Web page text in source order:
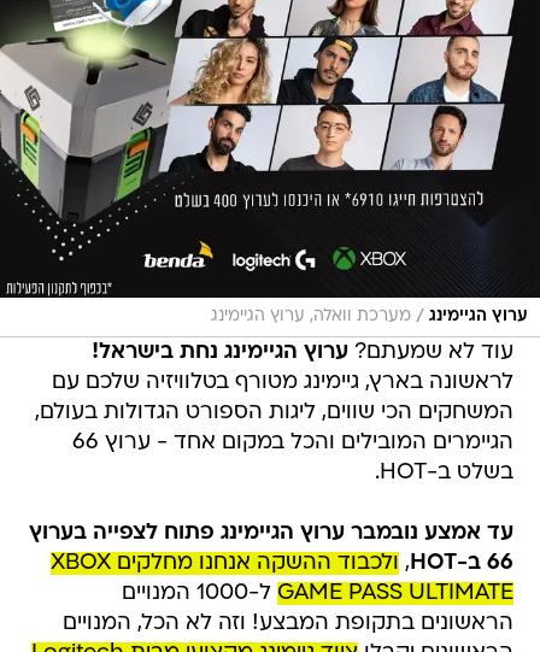
ערוץ הגיימינג / מערכת וואלה, ערוץ הגיימינג
עוד לא שמעתם?ערוץ הגיימינג נחת בישראל!
לראשונה בארץ, גיימינג מטורף בטלוויזיה שלכם עם
המשחקים הכי שווים, ליגות הספורט הגדולות בעולם,
הגיימרים המובילים והכל במקום אחד - ערוץ 66
בשלט ב-HOT.
עד אמצע נובמבר ערוץ הגיימינג פתוח לצפייה בערוץ
66 ב-HOT
,
ולכבוד ההשקה אנחנו מחלקים XBOX
GAME PASS ULTIMATE
ל-1000 המנויים
הראשונים בתקופת המבצע! וזה לא הכל, המנויים